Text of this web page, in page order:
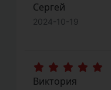
Сергей
2024-10-19
Виктория